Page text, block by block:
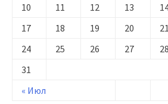
« Июл
10
11 12 13
17
18 19 20 21
24
25 26 27 28
31